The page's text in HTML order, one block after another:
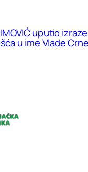
uputio izraze
u ime Vlade Crne